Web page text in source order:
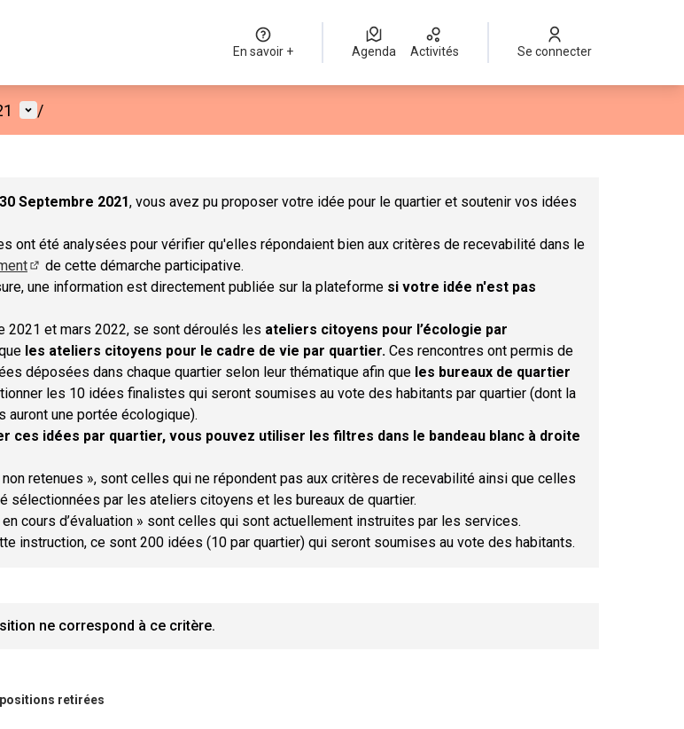
En savoir + Agenda Activités Se connecter
Menu utilisateur
/
Septembre 2021, vous avez pu proposer votre idée pour le quartier et soutenir vos idées
ont été analysées pour vérifier qu'elles répondaient bien aux critères de recevabilité dans le
(S'ouvre dans un nouvel onglet)
de cette démarche participative.
une information est directement publiée sur la plateforme si votre idée n'est pas
2021 et mars 2022, se sont déroulés les ateliers citoyens pour l’écologie par
les ateliers citoyens pour le cadre de vie par quartier. Ces rencontres ont permis de
déposées dans chaque quartier selon leur thématique afin que les bureaux de quartier
les 10 idées finalistes qui seront soumises au vote des habitants par quartier (dont la
auront une portée écologique).
ces idées par quartier, vous pouvez utiliser les filtres dans le bandeau blanc à droite
retenues », sont celles qui ne répondent pas aux critères de recevabilité ainsi que celles
sélectionnées par les ateliers citoyens et les bureaux de quartier.
cours d’évaluation » sont celles qui sont actuellement instruites par les services.
instruction, ce sont 200 idées (10 par quartier) qui seront soumises au vote des habitants.
ne correspond à ce critère.
retirées